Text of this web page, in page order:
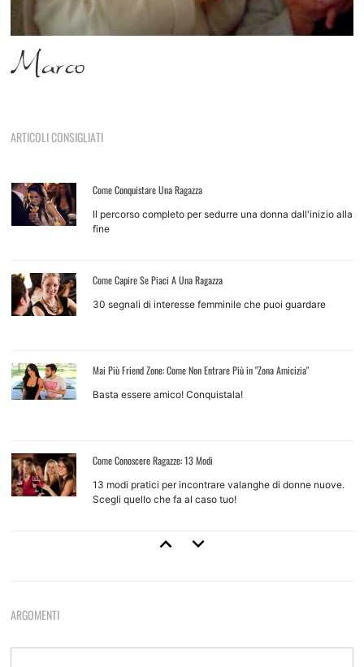
ARTICOLI CONSIGLIATI
Come Conquistare Una Ragazza
Il percorso completo per sedurre una donna dall'inizio alla
fine
Come Capire Se Piaci A Una Ragazza
30 segnali di interesse femminile che puoi guardare
Mai Più Friend Zone: Come Non Entrare Più in "Zona Amicizia"
Basta essere amico! Conquistala!
Come Conoscere Ragazze: 13 Modi
13 modi pratici per incontrare valanghe di donne nuove.
Scegli quello che fa al caso tuo!
Come Approcciare Una Ragazza
ARGOMENTI